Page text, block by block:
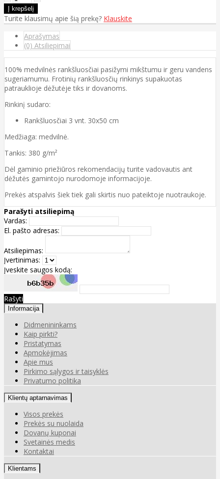
Turite klausimų apie šią prekę? Klauskite
Aprašymas
(0) Atsiliepimai
100% medvilnės rankšluosčiai pasižymi mikštumu ir geru vandens
sugeriamumu. Frotinių rankšluosčių rinkinys supakuotas
patrauklioje dėžutėje tiks ir dovanoms.
Rinkinį sudaro:
Rankšluosčiai 3 vnt. 30x50 cm
Medžiaga: medvilnė.
Tankis: 380 g/m²
Dėl gaminio priežiūros rekomendacijų turite vadovautis ant
dėžutės gamintojo nurodomoje informacijoje.
Prekės atspalvis šiek tiek gali skirtis nuo pateiktoje nuotraukoje.
Parašyti atsiliepimą
Vardas:
El. pašto adresas:
Atsiliepimas:
Įvertinimas:
Įveskite saugos kodą:
Rašyti
Informacija
Didmenininkams
Kaip pirkti?
Pristatymas
Apmokėjimas
Apie mus
Pirkimo sąlygos ir taisyklės
Privatumo politika
Klientų aptarnavimas
Visos prekės
Prekės su nuolaida
Dovanų kuponai
Svetainės medis
Kontaktai
Klientams